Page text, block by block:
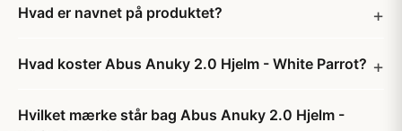
Hvad er navnet på produktet?
Hvad koster Abus Anuky 2.0 Hjelm - White Parrot?
Hvilket mærke står bag Abus Anuky 2.0 Hjelm -